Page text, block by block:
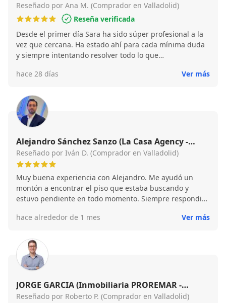
Reseñado por Ana M. (Comprador en Valladolid)
Reseña verificada
Desde el primer día Sara ha sido súper profesional a la
vez que cercana. Ha estado ahí para cada mínima duda
y siempre intentando resolver todo lo que
para algo tan importante.
hace 28 días Ver más
Alejandro Sánchez Sanzo (La Casa Agency -
Punto Paseo Zorrilla)
Reseñado por Iván D. (Comprador en Valladolid)
Muy buena experiencia con Alejandro. Me ayudó un
montón a encontrar el piso que estaba buscando y
estuvo pendiente en todo momento. Siempre respondió
proceso fuera mucho más sencillo. Lo recomiendo, sin
hace alrededor de 1 mes Ver más
JORGE GARCIA (Inmobiliaria PROREMAR -
VALLADOLID)
Reseñado por Roberto P. (Comprador en Valladolid)